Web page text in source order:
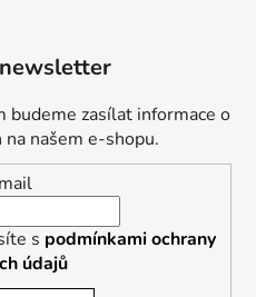
budeme zasílat informace o
našem e-shopu.
s podmínkami ochrany
údajů